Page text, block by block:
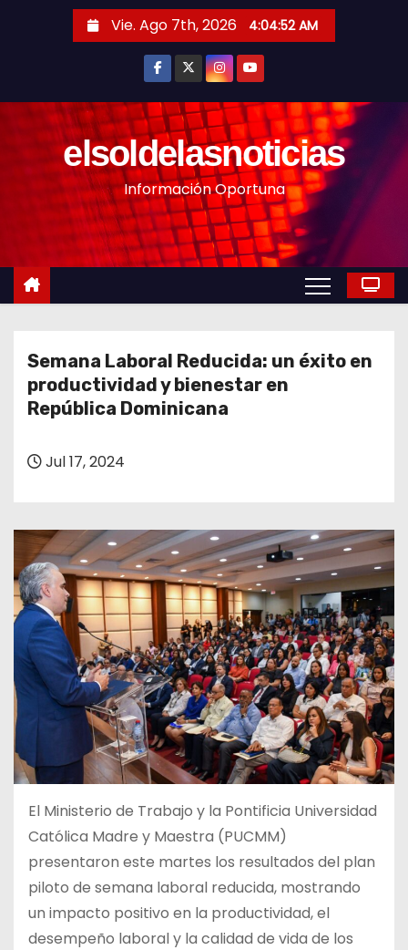
n
Vie. Ago 7th, 2026 4:04:54 AM
elsoldelasnoticias
Información Oportuna
Semana Laboral Reducida: un éxito en
productividad y bienestar en
República Dominicana
Jul 17, 2024
El Ministerio de Trabajo y la Pontificia Universidad
Católica Madre y Maestra (PUCMM)
presentaron este martes los resultados del plan
piloto de semana laboral reducida, mostrando
un impacto positivo en la productividad, el
desempeño laboral y la calidad de vida de los